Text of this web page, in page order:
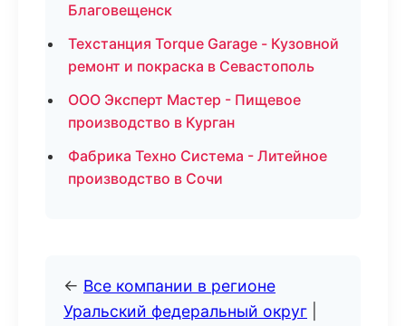
Благовещенск
Техстанция Torque Garage - Кузовной
ремонт и покраска в Севастополь
ООО Эксперт Мастер - Пищевое
производство в Курган
Фабрика Техно Система - Литейное
производство в Сочи
← Все компании в регионе
Уральский федеральный округ